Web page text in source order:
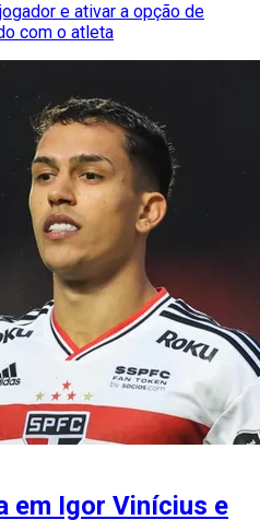
e ativar a opção de
com o atleta
em Igor Vinícius e